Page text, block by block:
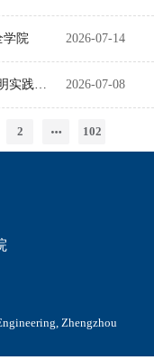
学院 2026-07-14
网络空间安全学院参加2026年省直“文明实践进基层”主题活动 2026-07-08
2 102
Zhengzhou